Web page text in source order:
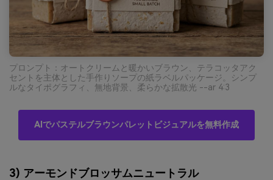
プロンプト：オートクリームと暖かいブラウン、テラコッタアク
セントを主体とした手作りソープの紙ラベルパッケージ。シンプ
ルなタイポグラフィ、無地背景、柔らかな拡散光 --ar 4:3
AIでパステルブラウンパレットビジュアルを無料作成
3) アーモンドブロッサムニュートラル